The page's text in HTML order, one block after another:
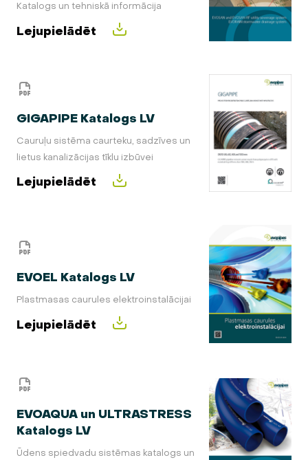
Katalogs un tehniskā informācija
Lejupielādēt
GIGAPIPE Katalogs LV
Cauruļu sistēma caurteku, sadzīves un
lietus kanalizācijas tīklu izbūvei
Lejupielādēt
EVOEL Katalogs LV
Plastmasas caurules elektroinstalācijai
Lejupielādēt
EVOAQUA un ULTRASTRESS
Katalogs LV
Ūdens spiedvadu sistēmas katalogs un